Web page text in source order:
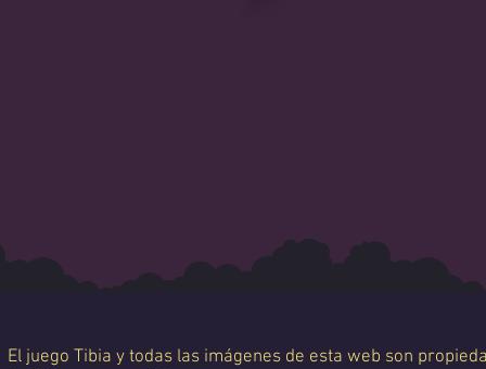
El juego Tibia y todas las imágenes de esta web son